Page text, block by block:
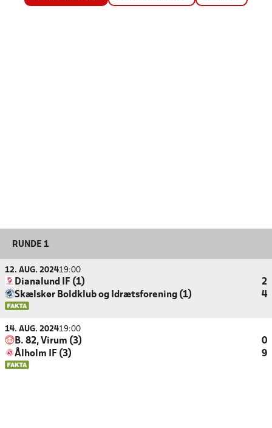
RUNDE 1
12. AUG. 202419:00
Dianalund IF (1)
2
Skælskør Boldklub og Idrætsforening (1)
4
14. AUG. 202419:00
B. 82, Virum (3)
0
Ålholm IF (3)
9